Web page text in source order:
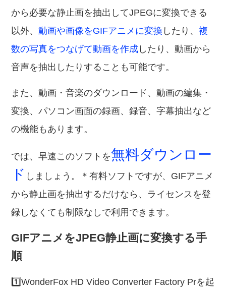
から必要な静止画を抽出してJPEGに変換できる
以外、動画や画像をGIFアニメに変換 したり、複
数の写真をつなげて動画を作成 したり、動画から
音声を抽出したりすることも可能です。
また、動画・音楽のダウンロード、動画の編集・
変換、パソコン画面の録画、録音、字幕抽出など
の機能もあります。
では、早速このソフトを無料ダウンロー
ド しましょう。＊有料ソフトですが、GIFアニメ
から静止画を抽出するだけなら、ライセンスを登
録しなくても制限なしで利用できます。
GIFアニメをJPEG静止画に変換する手
順
1️⃣WonderFox HD Video Converter Factory Prを起